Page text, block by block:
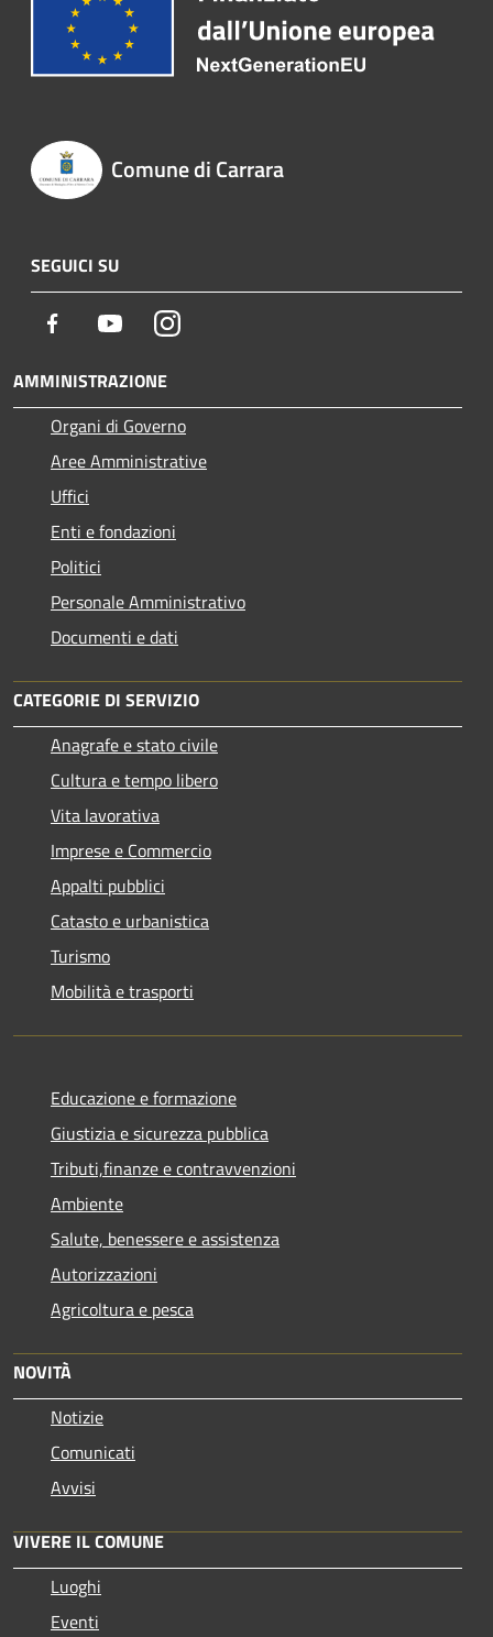
Comune di Carrara
SEGUICI SU
Facebook YoutubeInstagram
AMMINISTRAZIONE
Organi di Governo
Aree Amministrative
Uffici
Enti e fondazioni
Politici
Personale Amministrativo
Documenti e dati
CATEGORIE DI SERVIZIO
Anagrafe e stato civile
Cultura e tempo libero
Vita lavorativa
Imprese e Commercio
Appalti pubblici
Catasto e urbanistica
Turismo
Mobilità e trasporti
Educazione e formazione
Giustizia e sicurezza pubblica
Tributi,finanze e contravvenzioni
Ambiente
Salute, benessere e assistenza
Autorizzazioni
Agricoltura e pesca
NOVITÀ
Notizie
Comunicati
Avvisi
VIVERE IL COMUNE
Luoghi
Eventi